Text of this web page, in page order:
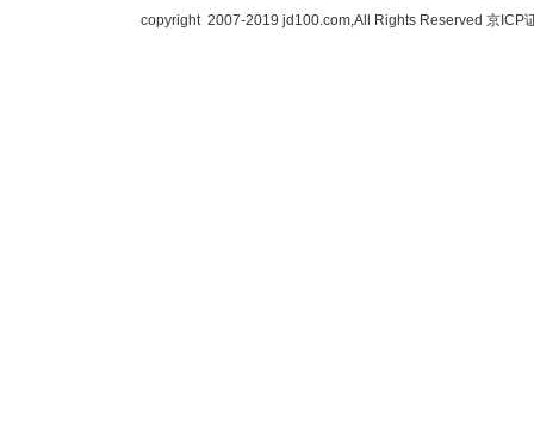
copyright 2007-2019 jd100.com,All Rights Reserved 京ICP